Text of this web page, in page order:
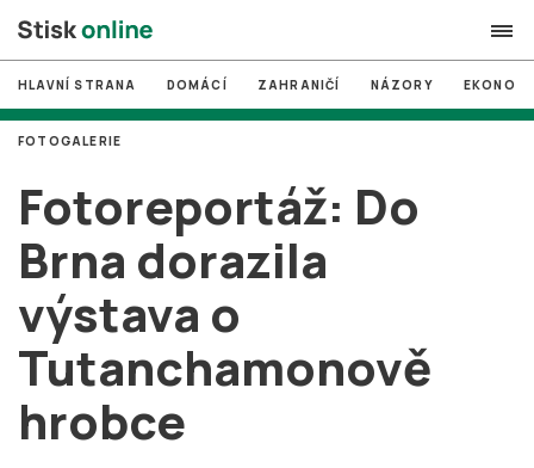
search
# MUNI
# Brno
# volby
login PŘIHLÁSIT SE
Zapomněli jste heslo?
HLAVNÍ STRANA DOMÁCÍ ZAHRANIČÍ NÁZORY
Fotoreportáž: Do
Brna dorazila
výstava o
Tutanchamonově
hrobce
FOTOGALERIE